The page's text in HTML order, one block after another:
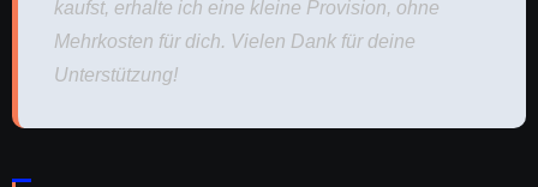
kaufst, erhalte ich eine kleine Provision, ohne
Mehrkosten für dich. Vielen Dank für deine
Unterstützung!